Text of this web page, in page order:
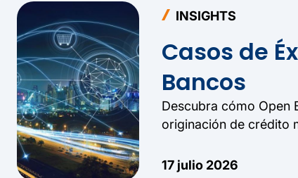
INSIGHTS
Casos de
Bancos
Descubra cómo Open
originación de crédito
17 julio 2026